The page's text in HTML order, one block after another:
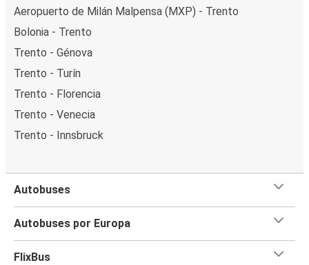
Aeropuerto de Milán Malpensa (MXP) - Trento
Bolonia - Trento
Trento - Génova
Trento - Turín
Trento - Florencia
Trento - Venecia
Trento - Innsbruck
Autobuses
Autobuses por Europa
FlixBus